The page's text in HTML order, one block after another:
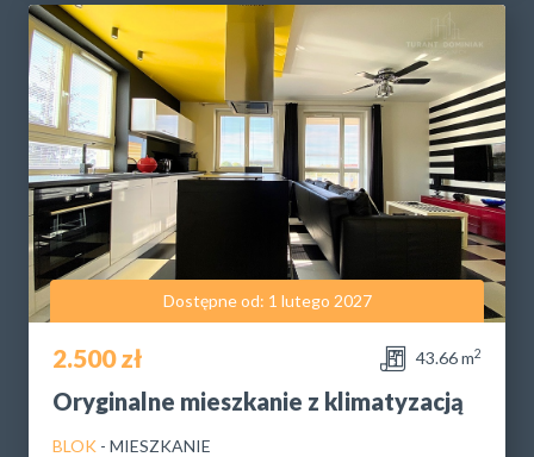
Dostępne od: 1 lutego 2027
2.500 zł 43.66 m2
Oryginalne mieszkanie z klimatyzacją
BLOK - MIESZKANIE